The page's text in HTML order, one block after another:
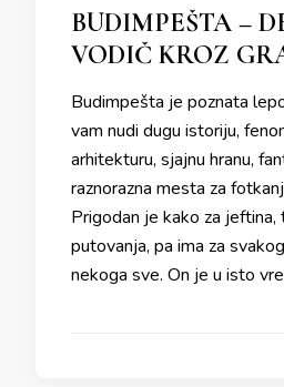
BUDIMPEŠTA –
VODIČ KROZ
Budimpešta je poznata
vam nudi dugu istoriju,
arhitekturu, sjajnu hranu,
raznorazna mesta za
Prigodan je kako za jeftina,
putovanja, pa ima za
nekoga sve. On je u isto